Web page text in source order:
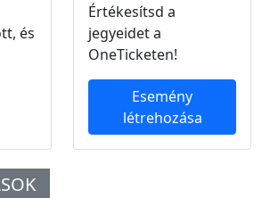
és
Értékesítsd a
jegyeidet a
OneTicketen!
Esemény
létrehozása